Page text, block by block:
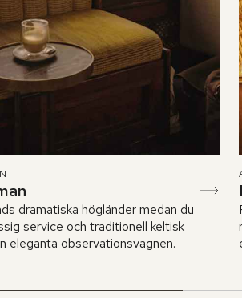
dramatiska högländer medan du
service och traditionell keltisk
eleganta observationsvagnen.